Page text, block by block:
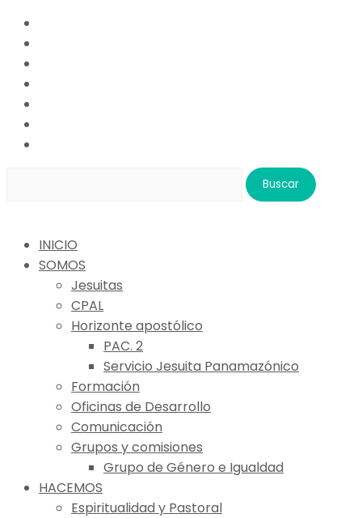
INICIO
SOMOS
Jesuitas
CPAL
Horizonte apostólico
PAC. 2
Servicio Jesuita Panamazónico
Formación
Oficinas de Desarrollo
Comunicación
Grupos y comisiones
Grupo de Género e Igualdad
HACEMOS
Espiritualidad y Pastoral